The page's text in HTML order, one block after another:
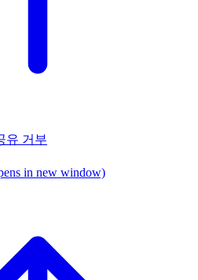
유 거부
in new window)